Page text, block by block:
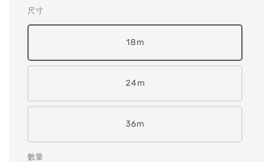
尺寸
18m
24m
36m
數量